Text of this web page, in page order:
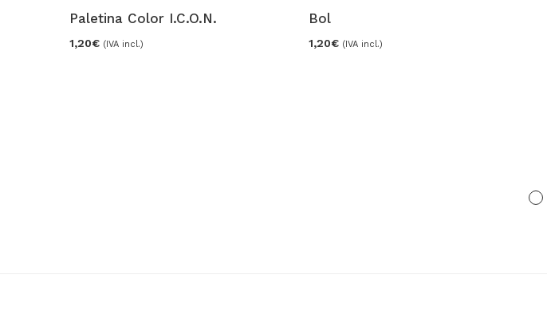
Paletina Color I.C.O.N.
1,20€ (IVA incl.)
Bol
1,20€ (IVA incl.)